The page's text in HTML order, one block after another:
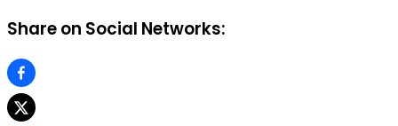
Share on Social Networks: